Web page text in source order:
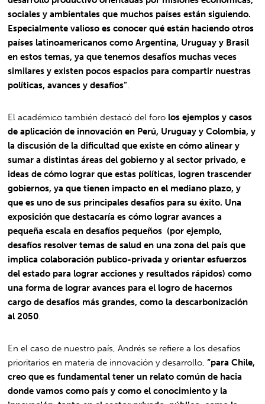
sociales y ambientales que muchos países están siguiendo.
Especialmente valioso es conocer qué están haciendo otros
países latinoamericanos como Argentina, Uruguay y Brasil
en estos temas, ya que tenemos desafíos muchas veces
similares y existen pocos espacios para compartir nuestras
políticas, avances y desafíos”
El académico también destacó del foro los ejemplos y casos
de aplicación de innovación en Perú, Uruguay y Colombia, y
la discusión de la dificultad que existe en cómo alinear y
sumar a distintas áreas del gobierno y al sector privado, e
ideas de cómo lograr que estas políticas, logren trascender
gobiernos, ya que tienen impacto en el mediano plazo, y
que es uno de sus principales desafíos para su éxito. Una
exposición que destacaría es cómo lograr avances a
pequeña escala en desafíos pequeños (por ejemplo,
desafíos resolver temas de salud en una zona del país que
implica colaboración publico-privada y orientar esfuerzos
del estado para lograr acciones y resultados rápidos) como
una forma de lograr avances para el logro de hacernos
cargo de desafíos más grandes, como la descarbonización
al 2050
En el caso de nuestro país, Andrés se refiere a los desafíos
prioritarios en materia de innovación y desarrollo,“para Chile,
creo que es fundamental tener un relato común de hacia
donde vamos como país y como el conocimiento y la